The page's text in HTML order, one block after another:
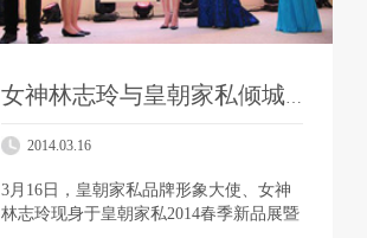
女神林志玲与皇朝家私倾城之约 现身春季新品展
2014.03.16
3月16日，皇朝家私品牌形象大使、女神
林志玲现身于皇朝家私2014春季新品展暨